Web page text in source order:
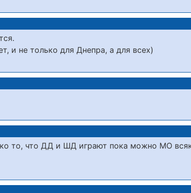
и не только для Днепра, а для всех)
то, что ДД и ШД играют пока можно МО